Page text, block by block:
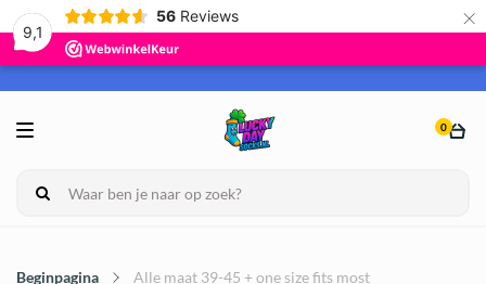
9,1
56 Reviews ×
0
Beginpagina Alle maat 39-45 + one size fits most